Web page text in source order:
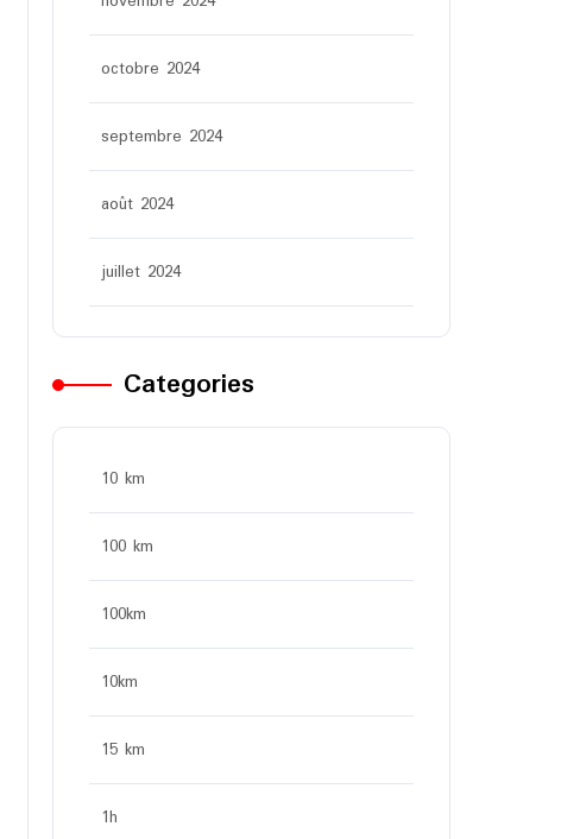
octobre 2024
septembre 2024
août 2024
juillet 2024
Categories
10 km
100 km
100km
10km
15 km
1h